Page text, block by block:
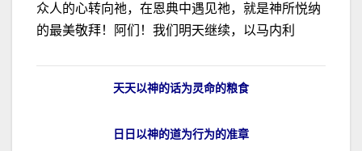
众人的心转向祂，在恩典中遇见祂，就是神所悦纳
的最美敬拜！阿们！我们明天继续，以马内利
天天以神的话为灵命的粮食
日日以神的道为行为的准章